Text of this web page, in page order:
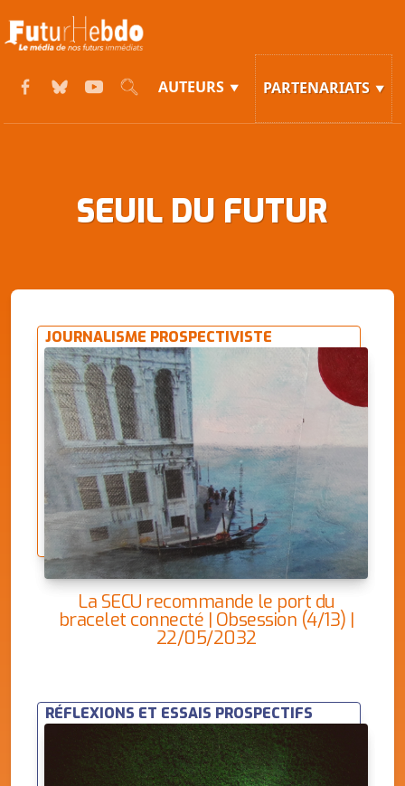
AUTEURS PARTENARIATS
SEUIL DU FUTUR
JOURNALISME PROSPECTIVISTE
La SECU recommande le port du
bracelet connecté | Obsession (4/13) |
22/05/2032
RÉFLEXIONS ET ESSAIS PROSPECTIFS